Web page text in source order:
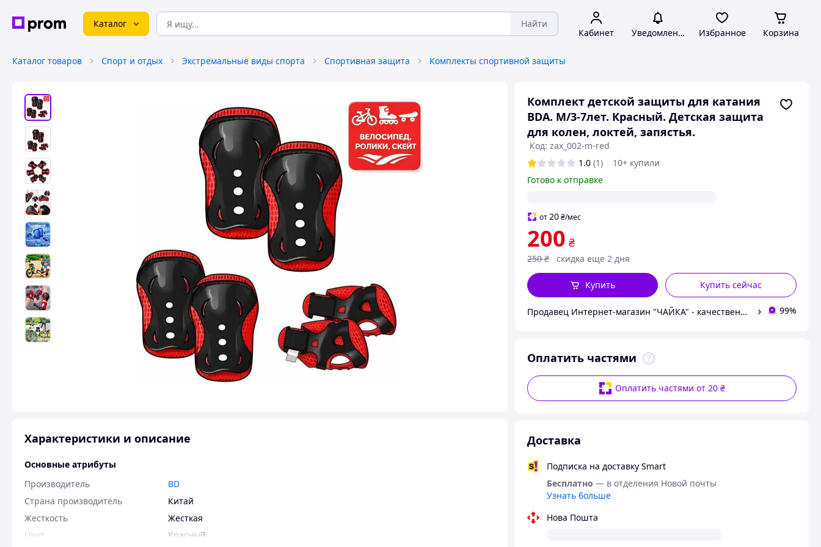
Каталог Найти
Кабинет Уведомления Избранное Корзина
Каталог товаров Спорт и отдых Экстремальные виды спорта Спортивная защита Комплекты спортивной защиты
Комплект детской защиты для катания
BDA. M/3-7лет. Красный. Детская защита
для колен, локтей, запястья.
Код: zax_002-m-red
1.0 (1)
10+ купили
Готово к отправке
от20 ₴/мес
200 ₴
250 ₴ скидка еще 2 дня
Купить сейчас
Купить
Продавец Интернет-магазин "ЧАЙКА" - качественные товары для быта, спорта, отдыха и туризма. 99%
Оплатить частями
Оплатить частями от 20 ₴
Доставка
Подписка на доставку Smart
Бесплатно — в отделения Новой почты
Узнать больше
Нова Пошта
Характеристики и описание
Основные атрибуты
Производитель
BD
Страна производитель
Китай
Жесткость
Жесткая
Цвет
Красный